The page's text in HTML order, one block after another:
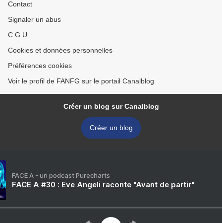
Contact
Signaler un abus
C.G.U.
Cookies et données personnelles
Préférences cookies
Voir le profil de FANFG sur le portail Canalblog
Créer un blog sur Canalblog
Créer un blog
FACE A - un podcast Purecharts
FACE A #30 : Eve Angeli raconte "Avant de partir"